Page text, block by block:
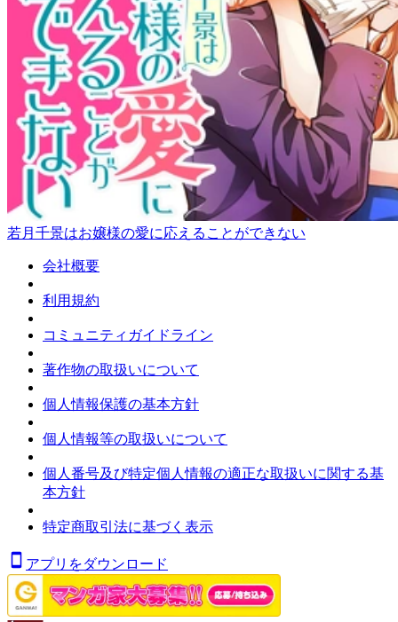
若月千景はお嬢様の愛に応えることができない
会社概要
利用規約
コミュニティガイドライン
著作物の取扱いについて
個人情報保護の基本方針
個人情報等の取扱いについて
個人番号及び特定個人情報の適正な取扱いに関する基
本方針
特定商取引法に基づく表示
アプリをダウンロード